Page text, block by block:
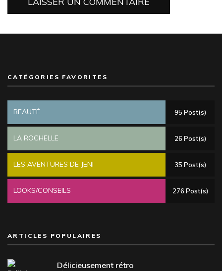
CATÉGORIES FAVORITES
BEAUTÉ 95 Post(s)
LA ROCHELLE 26 Post(s)
LES AVENTURES DE JENI 35 Post(s)
LOOKS/CONSEILS 276 Post(s)
ARTICLES POPULAIRES
Délicieusement rétro